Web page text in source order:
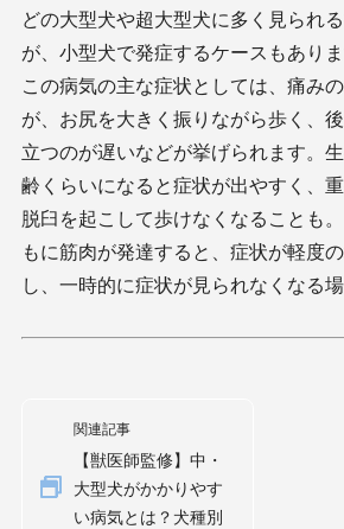
どの大型犬や超大型犬に多く見られ
が、小型犬で発症するケースもありま
この病気の主な症状としては、痛み
が、お尻を大きく振りながら歩く、後
立つのが遅いなどが挙げられます。
齢くらいになると症状が出やすく、
脱臼を起こして歩けなくなることも
もに筋肉が発達すると、症状が軽度
し、一時的に症状が見られなくなる場
関連記事
【獣医師監修】中・
大型犬がかかりやす
い病気とは？犬種別